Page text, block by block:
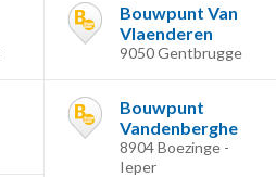
Bouwpunt Van
Vlaenderen
9050 Gentbrugge
Bouwpunt
Vandenberghe
8904 Boezinge -
Ieper